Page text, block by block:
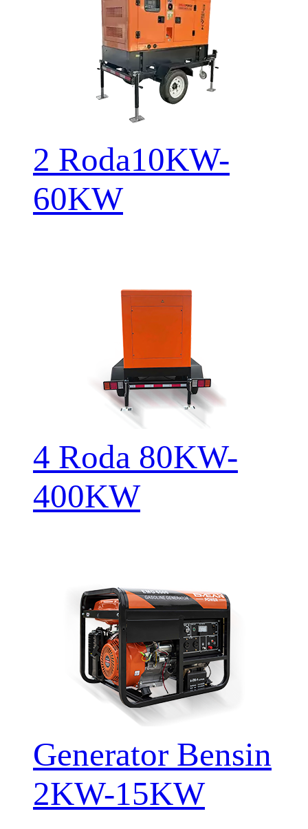
2 Roda10KW-
60KW
4 Roda 80KW-
400KW
Generator Bensin
2KW-15KW